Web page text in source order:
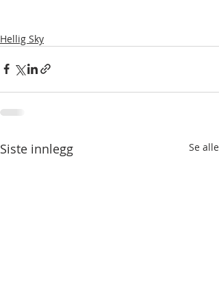
Hellig Sky
Siste innlegg Se alle